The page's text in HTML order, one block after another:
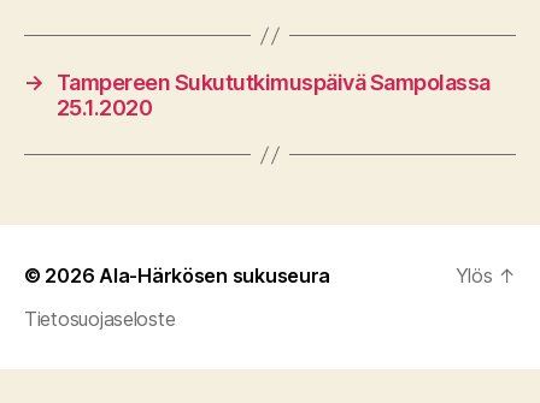
→
Tampereen Sukututkimuspäivä Sampolassa
25.1.2020
© 2026Ala-Härkösen sukuseura
Tietosuojaseloste
Ylös ↑